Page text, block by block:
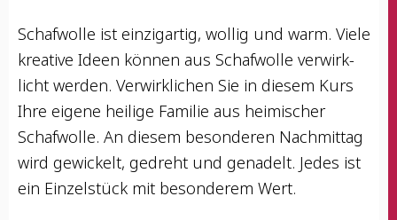
Schaf­wol­le ist ein­zig­ar­tig, wol­lig und warm. Vie­le
krea­ti­ve Ideen kön­nen aus Schaf­wol­le ver­wirk­
licht wer­den. Ver­wirk­li­chen Sie in die­sem Kurs
Ihre eige­ne hei­li­ge Fami­lie aus hei­mi­scher
Schaf­wol­le. An die­sem beson­de­ren Nach­mit­tag
wird gewi­ckelt, gedreht und gena­delt. Jedes ist
ein Ein­zel­stück mit beson­de­rem Wert.